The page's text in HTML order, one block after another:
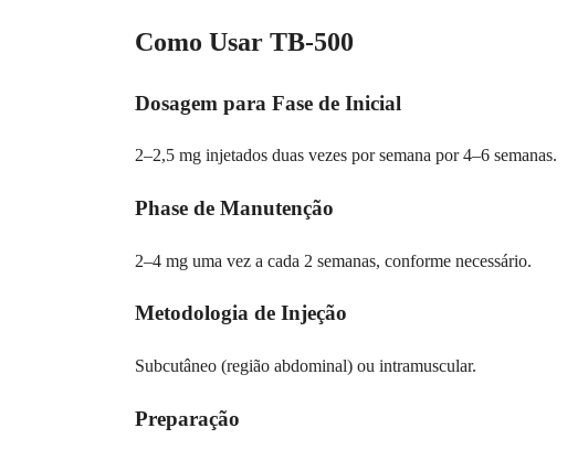
Como Usar TB-500
Dosagem para Fase de Inicial
2–2,5 mg injetados duas vezes por semana por 4–6 semanas.
Phase de Manutenção
2–4 mg uma vez a cada 2 semanas, conforme necessário.
Metodologia de Injeção
Subcutâneo (região abdominal) ou intramuscular.
Preparação